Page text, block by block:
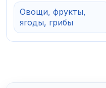
Овощи, фрукты,
ягоды, грибы